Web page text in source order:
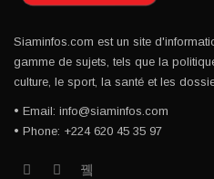
Siaminfos.com est un site
gamme de sujets, tels que la
culture, le sport, la santé et les
• Email: info@siaminfos.com
• Phone: +224 620 45 35 97